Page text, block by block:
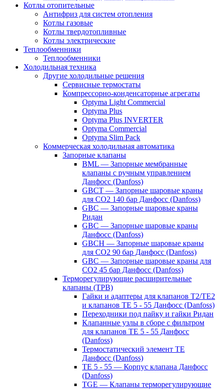
Котлы отопительные
Антифриз для систем отопления
Котлы газовые
Котлы твердотопливные
Котлы электрические
Теплообменники
Теплообменники
Холодильная техника
Другие холодильные решения
Сервисные термостаты
Компрессорно-конденсаторные агрегаты
Optyma Light Commercial
Optyma Plus
Optyma Plus INVERTER
Optyma Commercial
Optyma Slim Pack
Коммерческая холодильная автоматика
Запорные клапаны
BML — Запорные мембранные
клапаны с ручным управлением
Данфосс (Danfoss)
GBCT — Запорные шаровые краны
для CO2 140 бар Данфосс (Danfoss)
GBC — Запорные шаровые краны
Ридан
GBC — Запорные шаровые краны
Данфосс (Danfoss)
GBCH — Запорные шаровые краны
для CO2 90 бар Данфосс (Danfoss)
GBC — Запорные шаровые краны для
CO2 45 бар Данфосс (Danfoss)
Терморегулирующие расширительные
клапаны (ТРВ)
Гайки и адаптеры для клапанов T2/TE2
и клапанов TE 5 - 55 Данфосс (Danfoss)
Переходники под пайку и гайки Ридан
Клапанные узлы в сборе с фильтром
для клапанов TE 5 - 55 Данфосс
(Danfoss)
Термостатический элемент TE
Данфосс (Danfoss)
TE 5 - 55 — Корпус клапана Данфосс
(Danfoss)
TGE — Клапаны терморегулирующие